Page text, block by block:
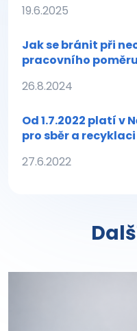
19.6.2025
Jak se bránit při
pracovního
26.8.2024
Od 1.7.2022 platí v
pro sběr a
27.6.2022